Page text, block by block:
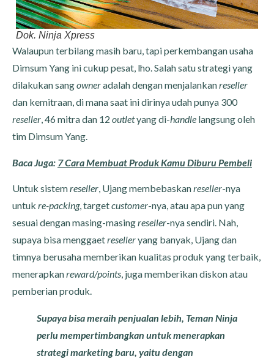
Dok. Ninja Xpress
Walaupun terbilang masih baru, tapi perkembangan usaha
Dimsum Yang ini cukup pesat, lho. Salah satu strategi yang
dilakukan sangowneradalah dengan menjalankanreseller
dan kemitraan, di mana saat ini dirinya udah punya 300
reseller, 46 mitra dan 12 outletyang di-handle langsung oleh
tim Dimsum Yang.
Baca Juga: 7 Cara Membuat Produk Kamu Diburu Pembeli
Untuk sistemreseller, Ujang membebaskanreseller-nya
untuk re-packing, targetcustomer-nya, atau apa pun yang
sesuai dengan masing-masingreseller-nya sendiri. Nah,
supaya bisa menggaetreselleryang banyak, Ujang dan
timnya berusaha memberikan kualitas produk yang terbaik,
menerapkanreward/points, juga memberikan diskon atau
pemberian produk.
Supaya bisa meraih penjualan lebih, Teman Ninja
perlu mempertimbangkan untuk menerapkan
strategi marketing baru, yaitu dengan